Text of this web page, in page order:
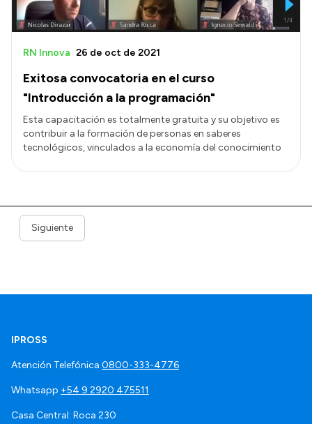
Exitosa convocatoria en el curso
"Introducción a la programación"
RN Innova 26 de oct de 2021
Esta capacitación es totalmente gratuita y su objetivo es
contribuir a la formación de personas en saberes
tecnológicos, vinculados a la economía del conocimiento
Siguiente
IPROSS
Atención Telefónica 0800-333-4776
Whatsapp +54 9 2920 475511
Casa Central: Roca 230